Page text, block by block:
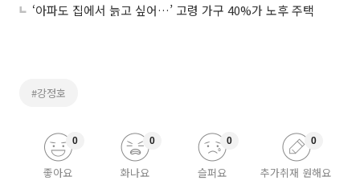
‘아파도 집에서 늙고 싶어…’ 고령 가구 40%가 노후 주택
#강정호
좋아요
0
화나요
0
슬퍼요
0
추가취재 원해요
0